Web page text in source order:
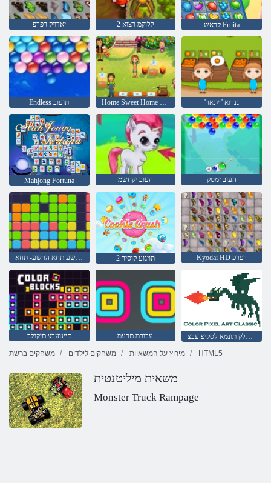
יאדויק רפרפ 2 ללוקמ רצוא קראש Fruita
Endless תועוב Home Sweet Home ילימא םיעטה 'גנרוא ' ץנאר
Mahjong Fortuna העוב יקחשמ העוב ימסק
הרשע תחא הרשע- תחא 2 תויגוע קוסיר Kyodai HD רפרפ
םיינועבצ םיקולב עבורמ םרעמ
יסאלק תונמא לסקיפ עבצ
משחקים ברשת
משחקים לילדים מירוץ על המשאיות HTML5
משאית מיליטנטית
Monster Truck Rampage